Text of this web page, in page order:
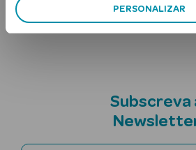
PERSONALIZAR
Ver Tudo
Lábios
Nota adicional
Subscreva